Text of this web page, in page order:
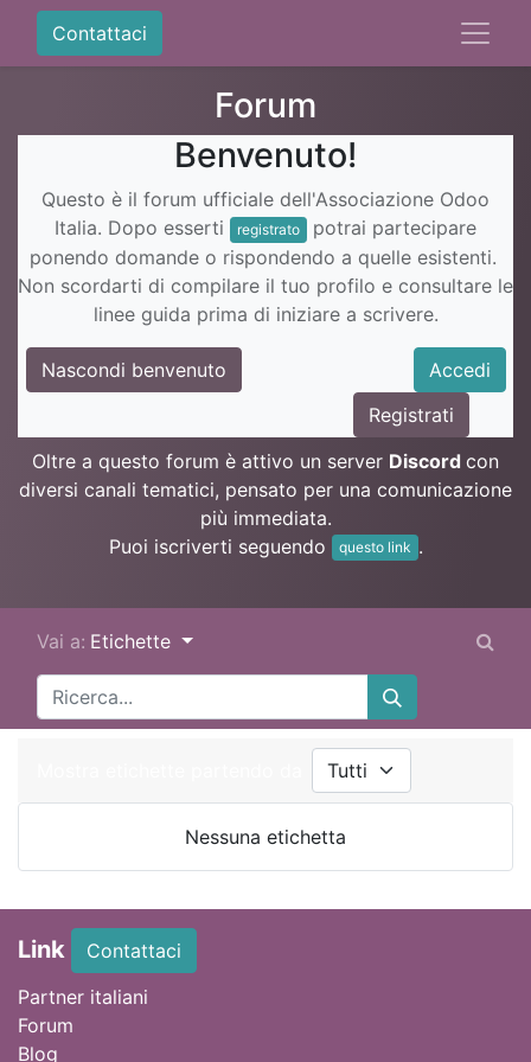
Contattaci
Forum
Benvenuto!
Questo è il forum ufficiale dell'Associazione Odoo
Italia. Dopo esserti
registrato
potrai partecipare
ponendo domande o rispondendo a quelle esistenti.
Non scordarti di compilare il tuo profilo e consultare le
linee guida prima di iniziare a scrivere.
Nascondi benvenuto
Accedi
Registrati
Oltre a questo forum è attivo un server Discord con
diversi canali tematici, pensato per una comunicazione
più immediata.
Puoi iscriverti seguendo
questo link .
Vai a: Etichette
Nessuna etichetta
Link
Contattaci
Partner italiani
Forum
Blog